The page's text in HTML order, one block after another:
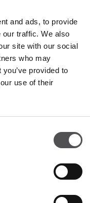
and ads, to provide
traffic. We also
site with our social
who may
provided to
use of their